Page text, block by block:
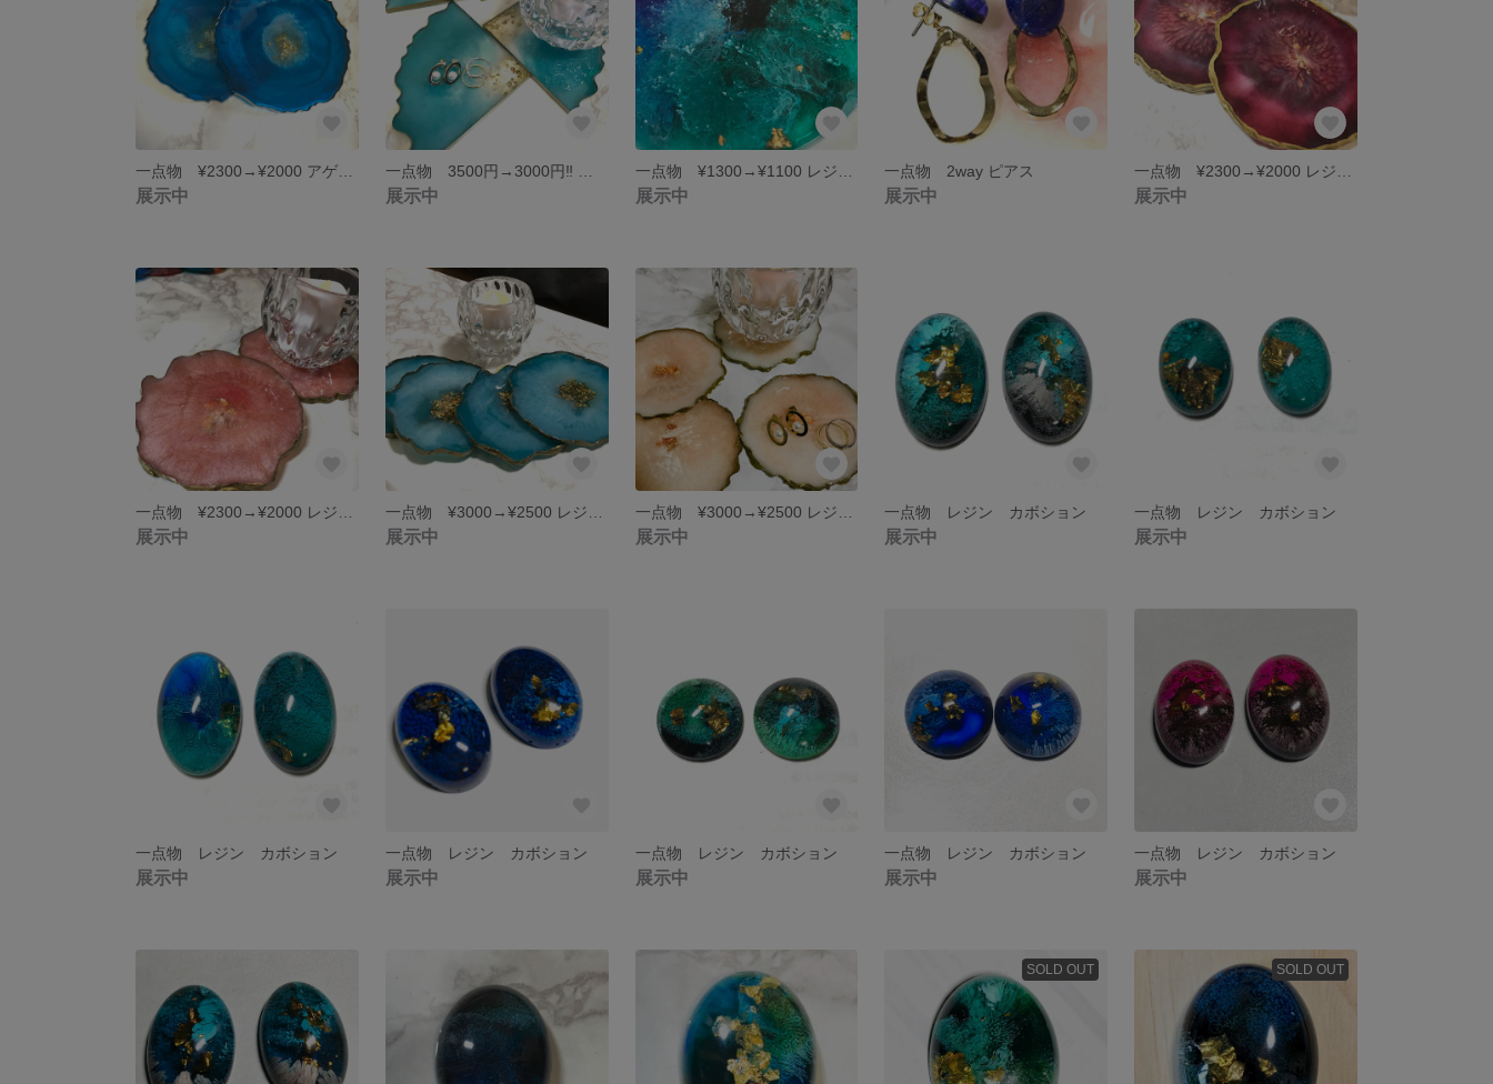
展示中 展示中 展示中
一点物 2way ピアス
展示中 展示中
展示中 展示中 展示中
一点物 レジン カボション
展示中
一点物 レジン カボション
展示中
一点物 レジン カボション
展示中
一点物 レジン カボション
展示中
一点物 レジン カボション
展示中
一点物 レジン カボション
展示中
一点物 レジン カボション
展示中
SOLD OUT SOLD OUT